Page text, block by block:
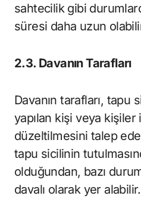
sahtecilik gibi
süresi daha uzun
2.3. Davanın Tarafları
Davanın tarafları, tapu
yapılan kişi veya kişiler
düzeltilmesini talep
tapu sicilinin
olduğundan, bazı
davalı olarak yer